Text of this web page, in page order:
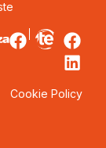
Cookie Policy